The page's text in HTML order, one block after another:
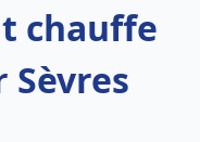
chauffe